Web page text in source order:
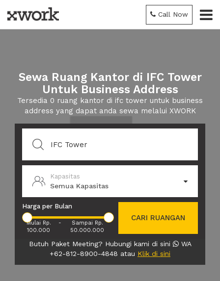
Call Now
Sewa Ruang Kantor di IFC Tower
Untuk Business Address
Tersedia 0 ruang kantor di ifc tower untuk business
address yang dapat anda sewa melalui XWORK
Kapasitas
Semua Kapasitas
Harga per Bulan
Mulai Rp.
100.000
-
Sampai Rp.
50.000.000
CARI RUANGAN
Butuh Paket Meeting? Hubungi kami di sini
WA
+62-812-8900-4848 atau Klik di sini